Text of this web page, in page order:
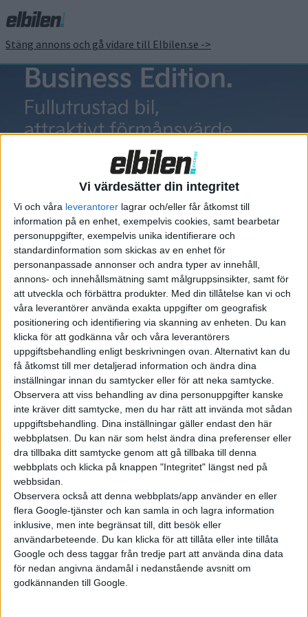
Vi värdesätter din integritet
Vi och våra leverantorer lagrar och/eller får åtkomst till
information på en enhet, exempelvis cookies, samt bearbetar
personuppgifter, exempelvis unika identifierare och
standardinformation som skickas av en enhet för
personanpassade annonser och andra typer av innehåll,
annons- och innehållsmätning samt målgruppsinsikter, samt för
att utveckla och förbättra produkter. Med din tillåtelse kan vi och
våra leverantörer använda exakta uppgifter om geografisk
positionering och identifiering via skanning av enheten. Du kan
klicka för att godkänna vår och våra leverantörers
uppgiftsbehandling enligt beskrivningen ovan. Alternativt kan du
få åtkomst till mer detaljerad information och ändra dina
inställningar innan du samtycker eller för att neka samtycke.
Observera att viss behandling av dina personuppgifter kanske
inte kräver ditt samtycke, men du har rätt att invända mot sådan
uppgiftsbehandling. Dina inställningar gäller endast den här
webbplatsen. Du kan när som helst ändra dina preferenser eller
dra tillbaka ditt samtycke genom att gå tillbaka till denna
webbplats och klicka på knappen "Integritet" längst ned på
webbsidan.
Observera också att denna webbplats/app använder en eller
flera Google-tjänster och kan samla in och lagra information
inklusive, men inte begränsat till, ditt besök eller
användarbeteende. Du kan klicka för att tillåta eller inte tillåta
Google och dess taggar från tredje part att använda dina data
för nedan angivna ändamål i nedanstående avsnitt om
godkännanden till Google.
Stäng annons och gå vidare till Elbilen.se ->
Mercedes
Trucks
Mest lästa
7 aug 2026
Studie: Förbränningsbilar borde skrotas direkt
7 aug 2026
EU-plan: V2G-krav ska göra elbilar till del av energisystemet
5 aug 2026
Uppgift: då kommer Volvos nya eldrivna volymmodell EX50
6 aug 2026
Säljstart för instegsversionen av ID. Polo
6 aug 2026
Elbilens nyhetsbrev
Håll dig uppdaterad om de senaste nyheterna!
Prenumerera